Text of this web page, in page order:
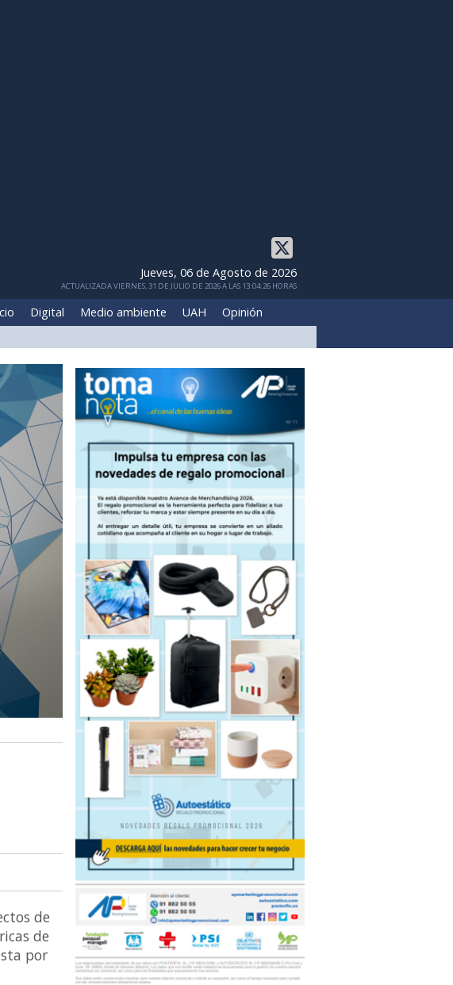
Jueves, 06 de Agosto de 2026
ACTUALIZADA VIERNES, 31 DE JULIO DE 2026 A LAS 13:04:26 HORAS
Digital Medio ambiente UAH Opinión
de
de
por